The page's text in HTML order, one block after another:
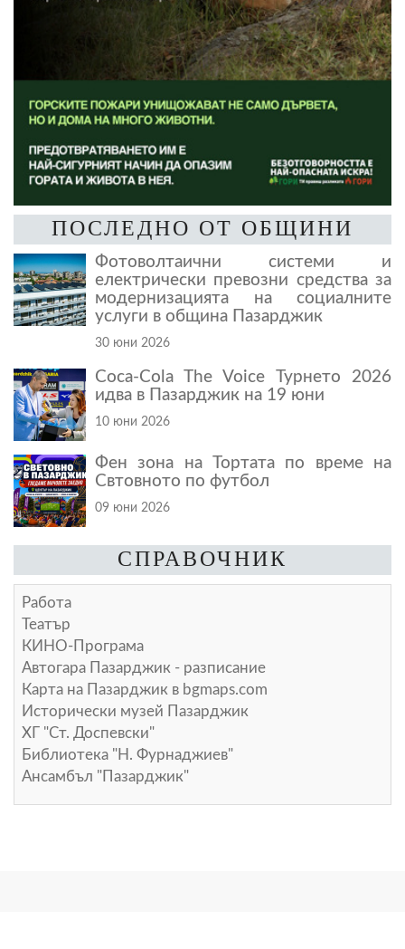
ПОСЛЕДНО ОТ ОБЩИНИ
Фотоволтаични системи и
електрически превозни средства за
модернизацията на социалните
услуги в община Пазарджик
30 юни 2026
Coca-Cola The Voice Турнето 2026
идва в Пазарджик на 19 юни
10 юни 2026
Фен зона на Тортата по време на
Свтовното по футбол
09 юни 2026
СПРАВОЧНИК
Работа
Театър
КИНО-Програма
Автогара Пазарджик - разписание
Карта на Пазарджик в bgmaps.com
Исторически музей Пазарджик
ХГ "Ст. Доспевски"
Библиотека "Н. Фурнаджиев"
Ансамбъл "Пазарджик"